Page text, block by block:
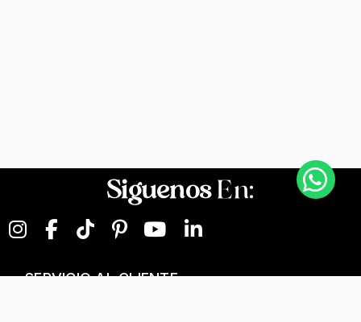
SiguenosEn:
SERVICIO AL CLIENTE